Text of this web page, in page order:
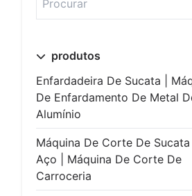
produtos
Enfardadeira De Sucata |
De Enfardamento De Metal
Alumínio
Máquina De Corte De
Aço | Máquina De Corte De
Carroceria